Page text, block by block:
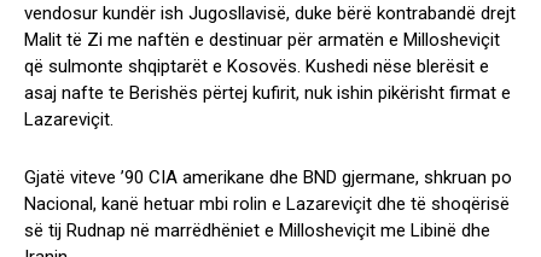
vendosur kundër ish Jugosllavisë, duke bërë kontrabandë drejt
Malit të Zi me naftën e destinuar për armatën e Millosheviçit
që sulmonte shqiptarët e Kosovës. Kushedi nëse blerësit e
asaj nafte te Berishës përtej kufirit, nuk ishin pikërisht firmat e
Lazareviçit.
Gjatë viteve ’90 CIA amerikane dhe BND gjermane, shkruan po
Nacional, kanë hetuar mbi rolin e Lazareviçit dhe të shoqërisë
së tij Rudnap në marrëdhëniet e Millosheviçit me Libinë dhe